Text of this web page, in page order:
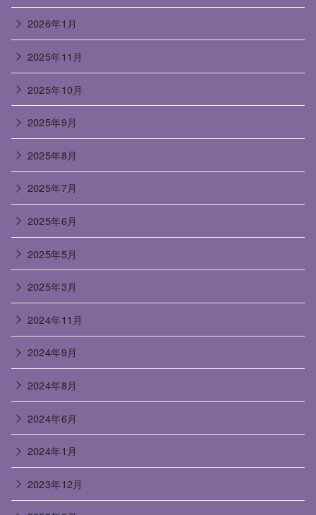
2026年1月
2025年11月
2025年10月
2025年9月
2025年8月
2025年7月
2025年6月
2025年5月
2025年3月
2024年11月
2024年9月
2024年8月
2024年6月
2024年1月
2023年12月